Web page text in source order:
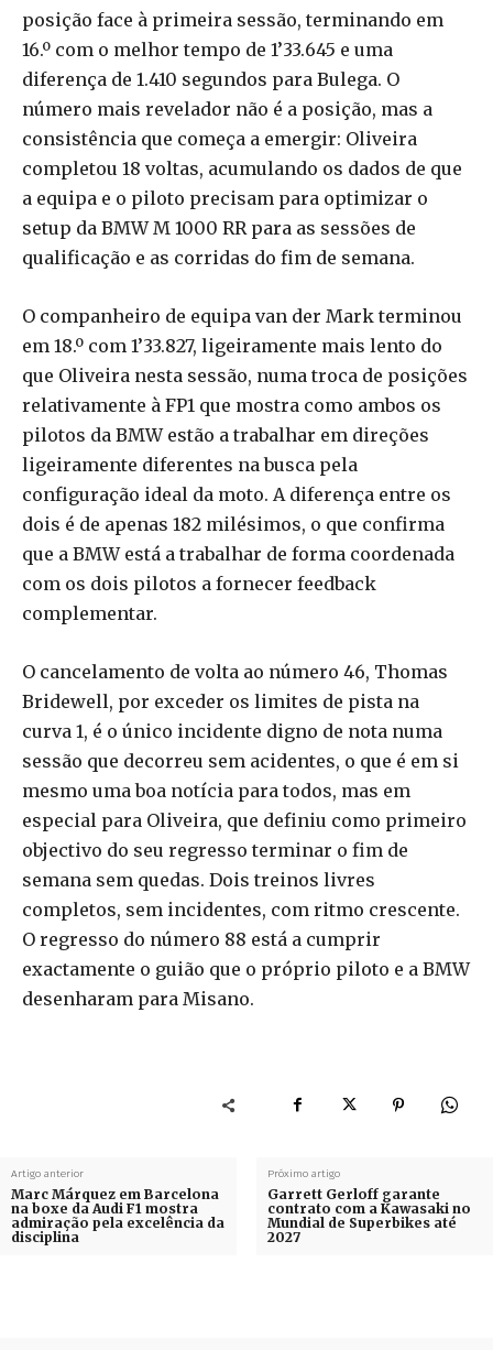
posição face à primeira sessão, terminando em
16.º com o melhor tempo de 1’33.645 e uma
diferença de 1.410 segundos para Bulega. O
número mais revelador não é a posição, mas a
consistência que começa a emergir: Oliveira
completou 18 voltas, acumulando os dados de que
a equipa e o piloto precisam para optimizar o
setup da BMW M 1000 RR para as sessões de
qualificação e as corridas do fim de semana.
O companheiro de equipa van der Mark terminou
em 18.º com 1’33.827, ligeiramente mais lento do
que Oliveira nesta sessão, numa troca de posições
relativamente à FP1 que mostra como ambos os
pilotos da BMW estão a trabalhar em direções
ligeiramente diferentes na busca pela
configuração ideal da moto. A diferença entre os
dois é de apenas 182 milésimos, o que confirma
que a BMW está a trabalhar de forma coordenada
com os dois pilotos a fornecer feedback
complementar.
O cancelamento de volta ao número 46, Thomas
Bridewell, por exceder os limites de pista na
curva 1, é o único incidente digno de nota numa
sessão que decorreu sem acidentes, o que é em si
mesmo uma boa notícia para todos, mas em
especial para Oliveira, que definiu como primeiro
objectivo do seu regresso terminar o fim de
semana sem quedas. Dois treinos livres
completos, sem incidentes, com ritmo crescente.
O regresso do número 88 está a cumprir
exactamente o guião que o próprio piloto e a BMW
desenharam para Misano.
Artigo anterior
Marc Márquez em Barcelona
na boxe da Audi F1 mostra
admiração pela excelência da
disciplina
Próximo artigo
Garrett Gerloff garante
contrato com a Kawasaki no
Mundial de Superbikes até
2027